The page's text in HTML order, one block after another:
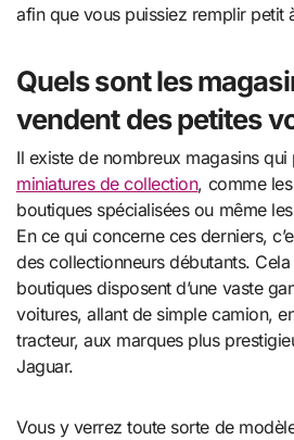
afin que vous puissiez remplir petit
Quels sont les
vendent des petites
Il existe de nombreux magasins
miniatures de collection, comme
boutiques spécialisées ou même
En ce qui concerne ces derniers,
des collectionneurs débutants.
boutiques disposent d’une vaste
voitures, allant de simple camion,
tracteur, aux marques plus
Jaguar.
Vous y verrez toute sorte de